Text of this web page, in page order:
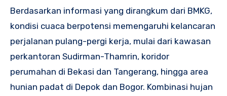
Berdasarkan informasi yang dirangkum dari BMKG,
kondisi cuaca berpotensi memengaruhi kelancaran
perjalanan pulang-pergi kerja, mulai dari kawasan
perkantoran Sudirman-Thamrin, koridor
perumahan di Bekasi dan Tangerang, hingga area
hunian padat di Depok dan Bogor. Kombinasi hujan